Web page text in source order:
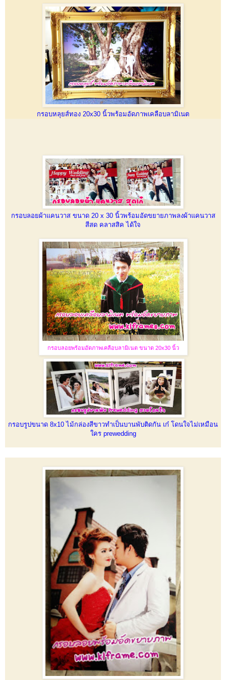
กรอบหลุยส์ทอง 20x30 นิ้วพร้อมอัดภาพเคลือบลามิเนต
กรอบลอยผ้าแคนวาส ขนาด 20 x 30 นิ้วพร้อมอัดขยายภาพลงผ้าแคนวาส
สีสด คลาสสิค ได้ใจ
กรอบลอยพร้อมอัดภาพเคลือบลามิเนต ขนาด 20x30 นิ้ว
กรอบรูปขนาด 8x10 ไม้กล่องสีขาวทำเป็นบานพับติดกัน เก๋ โดนใจไม่เหมือน
ใคร prewedding